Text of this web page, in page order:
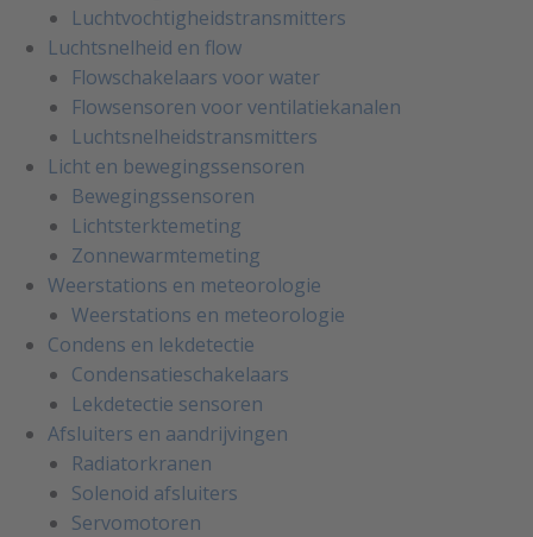
Luchtvochtigheidstransmitters
Luchtsnelheid en flow
Flowschakelaars voor water
Flowsensoren voor ventilatiekanalen
Luchtsnelheidstransmitters
Licht en bewegingssensoren
Bewegingssensoren
Lichtsterktemeting
Zonnewarmtemeting
Weerstations en meteorologie
Weerstations en meteorologie
Condens en lekdetectie
Condensatieschakelaars
Lekdetectie sensoren
Afsluiters en aandrijvingen
Radiatorkranen
Solenoid afsluiters
Servomotoren